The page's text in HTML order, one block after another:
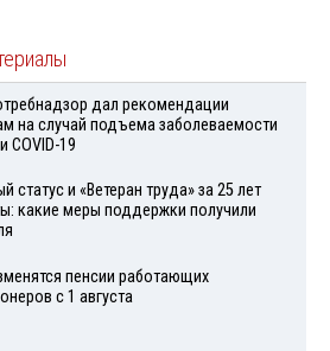
дал рекомендации
на случай подъема заболеваемости
COVID-19
статус и «Ветеран труда» за 25 лет
какие меры поддержки получили
пенсии работающих
с 1 августа